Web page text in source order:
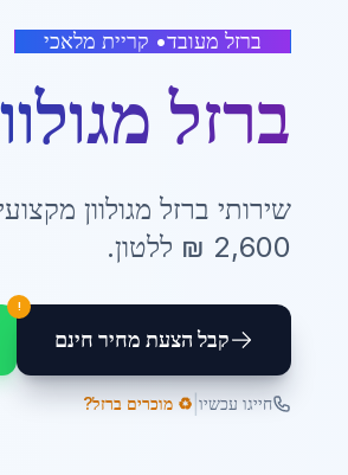
ברזל מעובד• קריית מלאכי
ברזל
שירותי ברזל מגולוון
2,600 ₪ ללטון.
קבל הצעת מחיר חינם
!
חייגו עכשיו ♻️ מוכרים ברזל?